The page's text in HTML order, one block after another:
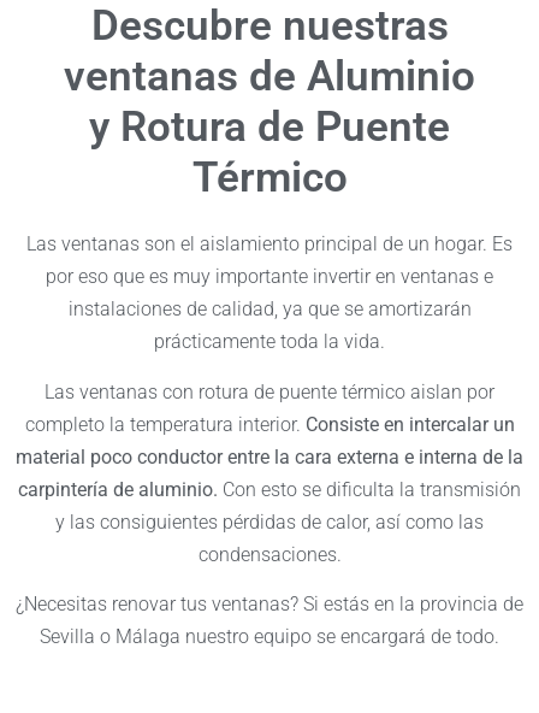
Descubre nuestras
ventanas de Aluminio
y Rotura de Puente
Térmico
Las ventanas son el aislamiento principal de un hogar. Es
por eso que es muy importante invertir en ventanas e
instalaciones de calidad, ya que se amortizarán
prácticamente toda la vida.
Las ventanas con rotura de puente térmico aislan por
completo la temperatura interior. Consiste en intercalar un
material poco conductor entre la cara externa e interna de la
carpintería de aluminio. Con esto se dificulta la transmisión
y las consiguientes pérdidas de calor, así como las
condensaciones.
¿Necesitas renovar tus ventanas? Si estás en la provincia de
Sevilla o Málaga nuestro equipo se encargará de todo.